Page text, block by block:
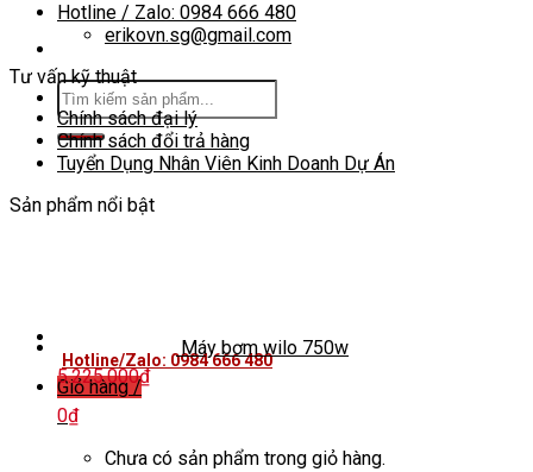
Tìm
kiếm:
Hotline/Zalo: 0984 666 480
Giỏ hàng /
0₫
Chưa có sản phẩm trong giỏ hàng.
Hotline / Zalo: 0984 666 480
erikovn.sg@gmail.com
Tư vấn kỹ thuật
Chính sách đại lý
Chính sách đổi trả hàng
Tuyển Dụng Nhân Viên Kinh Doanh Dự Án
Sản phẩm nổi bật
Máy bơm wilo 750w
5.225.000₫